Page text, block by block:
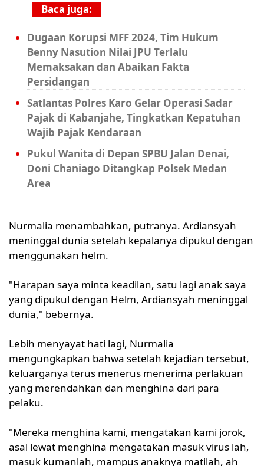
Baca juga:
Dugaan Korupsi MFF 2024, Tim Hukum
Benny Nasution Nilai JPU Terlalu
Memaksakan dan Abaikan Fakta
Persidangan
Satlantas Polres Karo Gelar Operasi Sadar
Pajak di Kabanjahe, Tingkatkan Kepatuhan
Wajib Pajak Kendaraan
Pukul Wanita di Depan SPBU Jalan Denai,
Doni Chaniago Ditangkap Polsek Medan
Area
Nurmalia menambahkan, putranya. Ardiansyah
meninggal dunia setelah kepalanya dipukul dengan
menggunakan helm.
"Harapan saya minta keadilan, satu lagi anak saya
yang dipukul dengan Helm, Ardiansyah meninggal
dunia," bebernya.
Lebih menyayat hati lagi, Nurmalia
mengungkapkan bahwa setelah kejadian tersebut,
keluarganya terus menerus menerima perlakuan
yang merendahkan dan menghina dari para
pelaku.
"Mereka menghina kami, mengatakan kami jorok,
asal lewat menghina mengatakan masuk virus lah,
masuk kumanlah, mampus anaknya matilah, ah